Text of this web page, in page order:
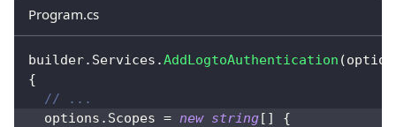
Program.cs
builder. Services .AddLogtoAuthentication (
{
// ...
  options
. Scopes = new string[ ]
{